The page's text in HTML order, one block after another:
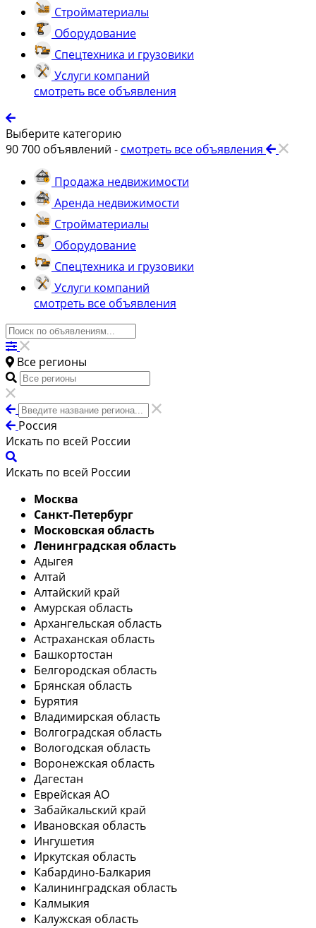
Стройматериалы
Оборудование
Спецтехника и грузовики
Услуги компаний
смотреть все объявления
Выберите категорию
90 700 объявлений - смотреть все объявления
Продажа недвижимости
Аренда недвижимости
Стройматериалы
Оборудование
Спецтехника и грузовики
Услуги компаний
смотреть все объявления
Все регионы
Россия
Искать по всей России
Искать по всей России
Москва
Санкт-Петербург
Московская область
Ленинградская область
Адыгея
Алтай
Алтайский край
Амурская область
Архангельская область
Астраханская область
Башкортостан
Белгородская область
Брянская область
Бурятия
Владимирская область
Волгоградская область
Вологодская область
Воронежская область
Дагестан
Еврейская АО
Забайкальский край
Ивановская область
Ингушетия
Иркутская область
Кабардино-Балкария
Калининградская область
Калмыкия
Калужская область